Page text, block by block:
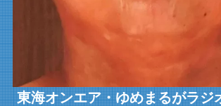
東海オンエア・ゆめまるがラジ